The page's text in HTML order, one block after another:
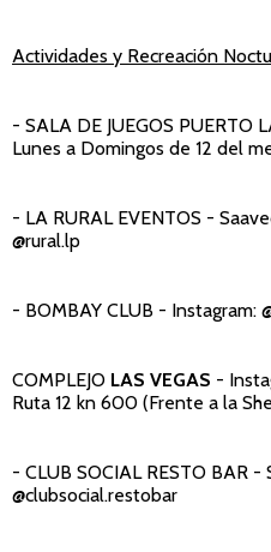
Actividades y Recreación
- SALA DE JUEGOS PUERTO
Lunes a Domingos de 12 del
- LA RURAL EVENTOS -
@rural.lp
- BOMBAY CLUB - Instagram:
COMPLEJO LAS VEGAS -
Ruta 12 kn 600 (Frente a la
- CLUB SOCIAL RESTO BAR -
@clubsocial.restobar